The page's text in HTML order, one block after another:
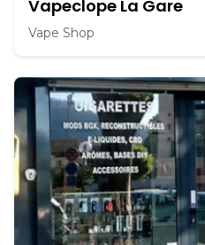
Vapeclope La Gare
Vape Shop